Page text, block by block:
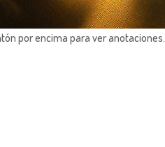
por encima para ver anotaciones.